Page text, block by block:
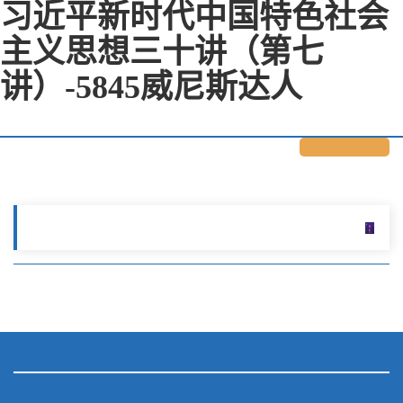
习近平新时代中国特色社会
主义思想三十讲（第七
讲）-5845威尼斯达人